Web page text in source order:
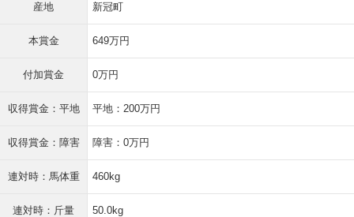
産地 新冠町
本賞金 649万円
付加賞金 0万円
収得賞金：平地 平地：200万円
収得賞金：障害 障害：0万円
連対時：馬体重 460kg
連対時：斤量 50.0kg